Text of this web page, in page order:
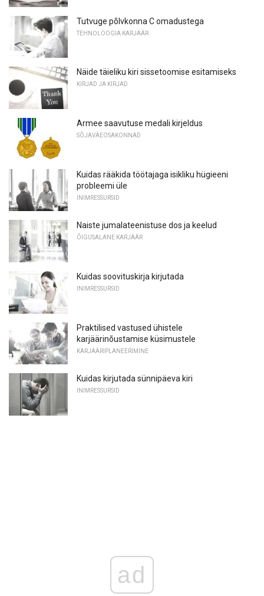
Tutvuge põlvkonna C omadustega
TEHNOLOOGIA KARJÄÄR
Näide täieliku kiri sissetoomise esitamiseks
KIRJAD JA KIRJAD
Armee saavutuse medali kirjeldus
SÕJAVÄEOSAKONNAD
Kuidas rääkida töötajaga isikliku hügieeni
probleemi üle
INIMRESSURSID
Naiste jumalateenistuse dos ja keelud
ÕIGUSALANE KARJÄÄR
Kuidas soovituskirja kirjutada
INIMRESSURSID
Praktilised vastused ühistele
karjäärinõustamise küsimustele
KARJÄÄRIPLANEERIMINE
Kuidas kirjutada sünnipäeva kiri
INIMRESSURSID
ad